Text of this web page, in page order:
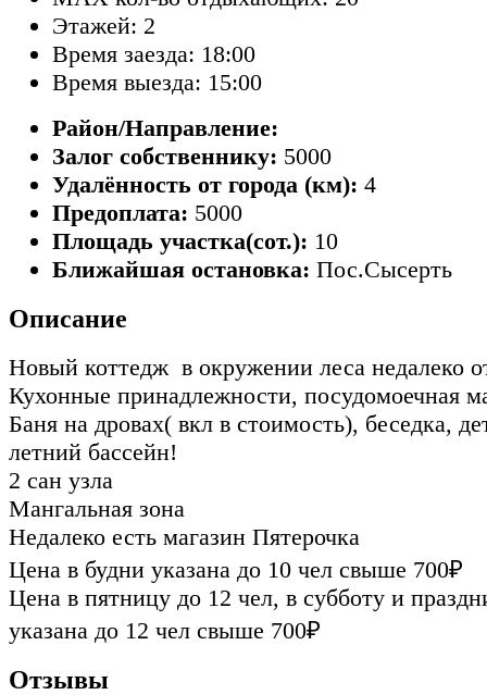
Этажей: 2
Время заезда: 18:00
Время выезда: 15:00
Район/Направление:
Залог собственнику: 5000
Удалённость от города (км): 4
Предоплата: 5000
Площадь участка(сот.): 10
Ближайшая остановка: Пос.Сысерть
Описание
Новый коттедж в окружении леса недалеко
Кухонные принадлежности, посудомоечная
Баня на дровах( вкл в стоимость), беседка,
летний бассейн!
2 сан узла
Мангальная зона
Недалеко есть магазин Пятерочка
Цена в будни указана до 10 чел свыше 700₽
Цена в пятницу до 12 чел, в субботу и
указана до 12 чел свыше 700₽
Отзывы